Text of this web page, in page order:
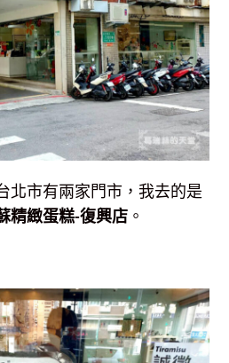
北市有兩家門市，我去的是
精緻蛋糕-復興店 。